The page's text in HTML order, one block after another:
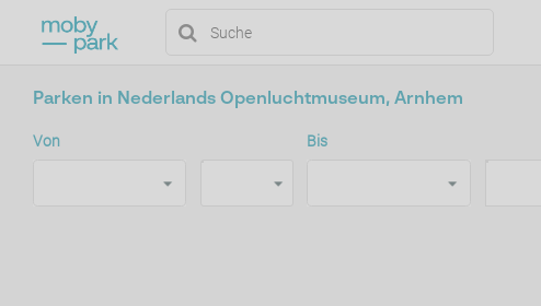
Parken in Nederlands Openluchtmuseum, Arnhem
Von Bis